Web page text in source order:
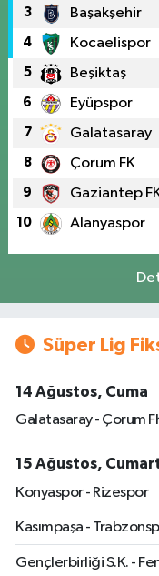
3 Başakşehir
4 Kocaelispor
5 Beşiktaş
6 Eyüpspor
7 Galatasaray
8 Çorum FK
9 Gaziantep
10 Alanyaspor
Süper Lig
14 Ağustos, Cuma
Galatasaray - Çorum
15 Ağustos,
Konyaspor - Rizespor
Kasımpaşa -
Gençlerbirliği S.K. -